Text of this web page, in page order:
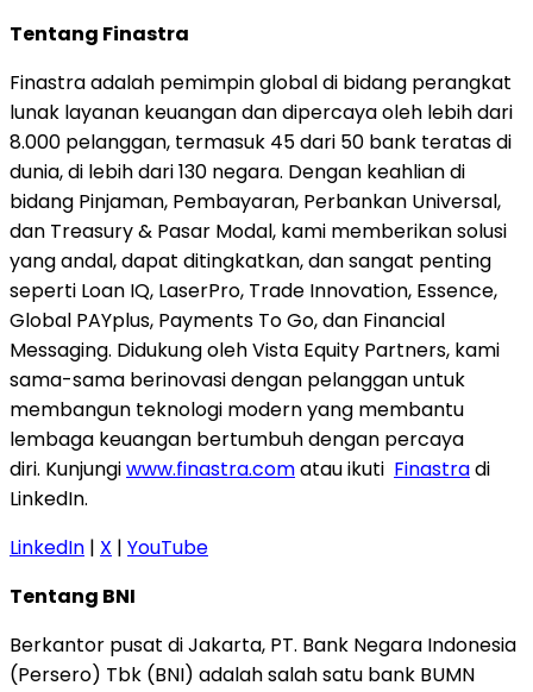
Tentang Finastra
Finastra adalah pemimpin global di bidang perangkat
lunak layanan keuangan dan dipercaya oleh lebih dari
8.000 pelanggan, termasuk 45 dari 50 bank teratas di
dunia, di lebih dari 130 negara. Dengan keahlian di
bidang Pinjaman, Pembayaran, Perbankan Universal,
dan Treasury & Pasar Modal, kami memberikan solusi
yang andal, dapat ditingkatkan, dan sangat penting
seperti Loan IQ, LaserPro, Trade Innovation, Essence,
Global PAYplus, Payments To Go, dan Financial
Messaging. Didukung oleh Vista Equity Partners, kami
sama-sama berinovasi dengan pelanggan untuk
membangun teknologi modern yang membantu
lembaga keuangan bertumbuh dengan percaya
diri. Kunjungiwww.finastra.comatau ikuti Finastradi
LinkedIn.
LinkedIn | X | YouTube
Tentang BNI
Berkantor pusat di Jakarta, PT. Bank Negara Indonesia
(Persero) Tbk (BNI) adalah salah satu bank BUMN